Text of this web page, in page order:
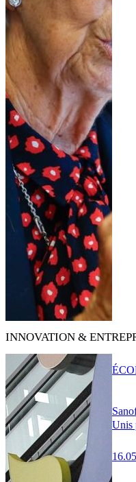
INNOVATION &
Unis